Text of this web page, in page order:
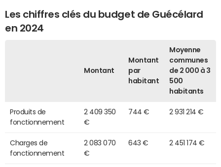
Les chiffres clés du budget de Guécélard
en 2024
Montant
Montant
par
habitant
Moyenne
communes
de 2 000 à 3
500
habitants
Produits de
fonctionnement
2 409 350
€
744 € 2 931 214 €
Charges de
fonctionnement
2 083 070
€
643 € 2 451 174 €